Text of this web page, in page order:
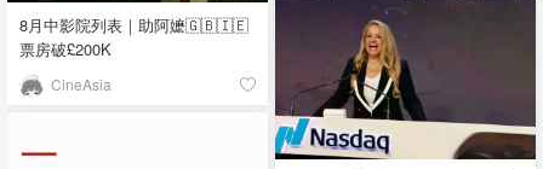
8月中影院列表｜助阿嬷🇬🇧🇮🇪
票房破£200K
CineAsia